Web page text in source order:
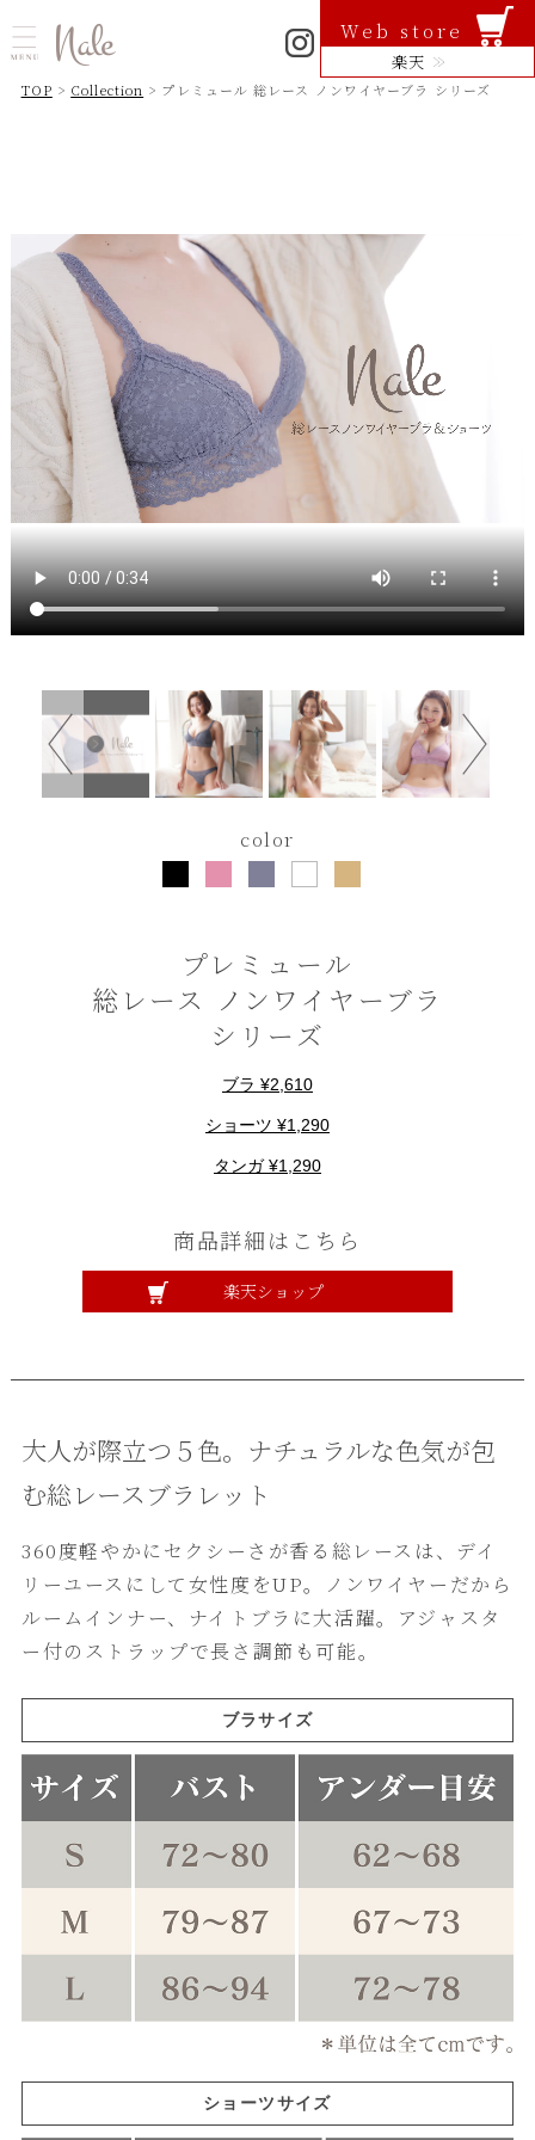
Web store
楽天
TOP > Collection > プレミュール 総レース ノンワイヤーブラ シリーズ
color
プレミュール
総レース ノンワイヤーブラ
シリーズ
ブラ ¥2,610
ショーツ ¥1,290
タンガ ¥1,290
商品詳細はこちら
楽天ショップ
大人が際立つ５色。ナチュラルな色気が包
む総レースブラレット
360度軽やかにセクシーさが香る総レースは、デイ
リーユースにして女性度をUP。ノンワイヤーだから
ルームインナー、ナイトブラに大活躍。アジャスタ
ー付のストラップで長さ調節も可能。
ブラサイズ
ショーツサイズ